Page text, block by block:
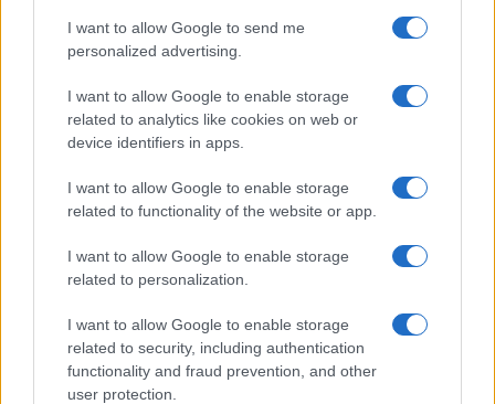
I want to allow Google to send me
personalized advertising.
I want to allow Google to enable storage
related to analytics like cookies on web or
device identifiers in apps.
I want to allow Google to enable storage
related to functionality of the website or app.
I want to allow Google to enable storage
related to personalization.
I want to allow Google to enable storage
related to security, including authentication
functionality and fraud prevention, and other
user protection.
t 1916. november 3-án a Király
Színházban láthatta először a budapesti
lebe die Liebé ből (Éljen a szerelem )Die
Czardasfürstin(Csárdáskirálynő
abban az évben bemutatták Svédországban; a háború
finn, a lengyel, az orosz és az angol nyelvű színpadok. A
kávéházi zenekarok, az egyre több háztartásban megjelenő
gramofon, valamint a tömegmédiumok, a telefonhírmondó, a
rádió, a film és a televízió mind kellettek ahhoz, hogy Kálmán
Imre melódiái slágerré váljanak.